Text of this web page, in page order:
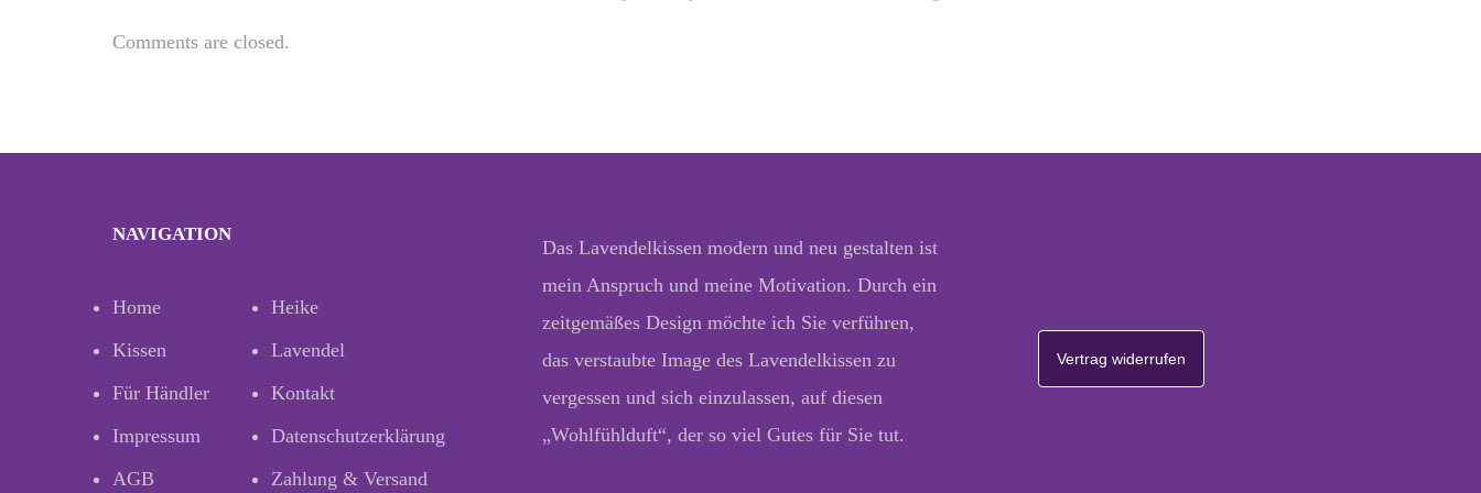
Comments are closed.
NAVIGATION
Home
Heike
Kissen
Lavendel
Für Händler
Kontakt
Impressum
Datenschutzerklärung
AGB
Zahlung & Versand
Das Lavendelkissen modern und neu gestalten ist
mein Anspruch und meine Motivation. Durch ein
zeitgemäßes Design möchte ich Sie verführen,
das verstaubte Image des Lavendelkissen zu
vergessen und sich einzulassen, auf diesen
„Wohlfühlduft“, der so viel Gutes für Sie tut.
Vertrag widerrufen